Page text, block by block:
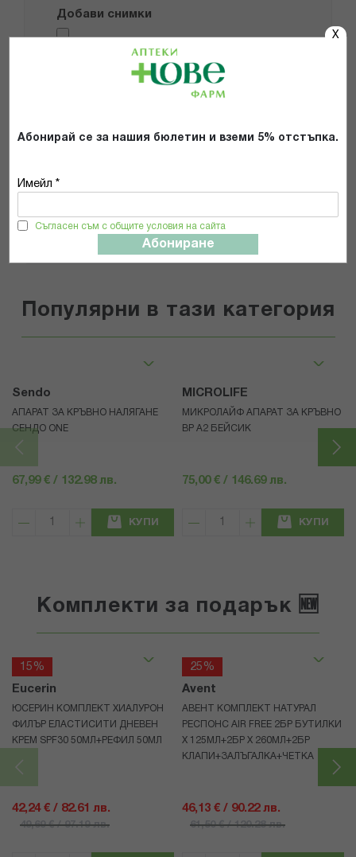
X
Абонирай се за нашия бюлетин и вземи 5% отстъпка.
Имейл *
Съгласен съм с общите условия на сайта
Абониране
Добави снимки
Препоръчвам продукта
поверителност *
Популярни в тази категория
Sendo
АПАРАТ ЗА КРЪВНО НАЛЯГАНЕ
СЕНДО ONE
67,99 € / 132.98 лв.
КУПИ
MICROLIFE
МИКРОЛАЙФ АПАРАТ ЗА КРЪВНО
BP A2 БЕЙСИК
75,00 € / 146.69 лв.
КУПИ
Комплекти за подарък 🆕
15%
Eucerin
ЮСЕРИН КОМПЛЕКТ ХИАЛУРОН
ФИЛЪР ЕЛАСТИСИТИ ДНЕВЕН
КРЕМ SPF30 50МЛ+РЕФИЛ 50МЛ
42,24 € / 82.61 лв.
49,69 € / 97.19 лв.
25%
Avent
АВЕНТ КОМПЛЕКТ НАТУРАЛ
РЕСПОНС AIR FREE 2БР БУТИЛКИ
Х 125МЛ+2БР Х 260МЛ+2БР
КЛАПИ+ЗАЛЪГАЛКА+ЧЕТКА
46,13 € / 90.22 лв.
61,50 € / 120.28 лв.